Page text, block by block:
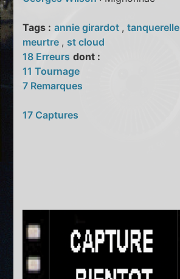
Tags : annie girardot ,tanquerelle
meurtre , st cloud
18 Erreurs dont :
11 Tournage
7 Remarques
17 Captures